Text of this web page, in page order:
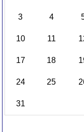
3 4
10 11
17 18
24 25
31